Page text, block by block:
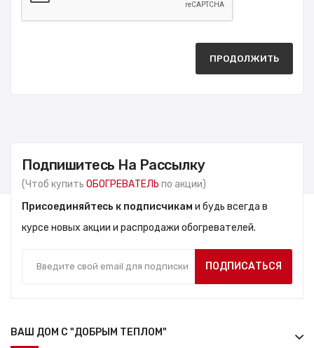
ПРОДОЛЖИТЬ
Подпишитесь На Рассылку
(Чтоб купить ОБОГРЕВАТЕЛЬ по акции)
Присоединяйтесь к подписчикам и будь всегда в
курсе новых акции и распродажи обогревателей.
ПОДПИСАТЬСЯ
ВАШ ДОМ С "ДОБРЫМ ТЕПЛОМ"